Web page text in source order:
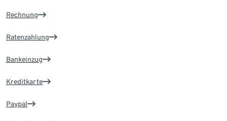
Rechnung
Ratenzahlung
Bankeinzug
Kreditkarte
Paypal